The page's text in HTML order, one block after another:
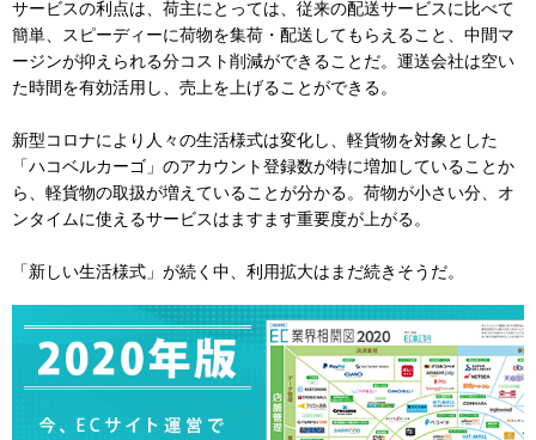
サービスの利点は、荷主にとっては、従来の配送サービスに比べて
簡単、スピーディーに荷物を集荷・配送してもらえること、中間マ
ージンが抑えられる分コスト削減ができることだ。運送会社は空い
た時間を有効活用し、売上を上げることができる。
新型コロナにより人々の生活様式は変化し、軽貨物を対象とした
「ハコベルカーゴ」のアカウント登録数が特に増加していることか
ら、軽貨物の取扱が増えていることが分かる。荷物が小さい分、オ
ンタイムに使えるサービスはますます重要度が上がる。
「新しい生活様式」が続く中、利用拡大はまだ続きそうだ。